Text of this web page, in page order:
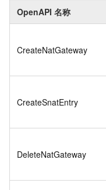
OpenAPI 名称
CreateNatGateway
CreateSnatEntry
DeleteNatGateway